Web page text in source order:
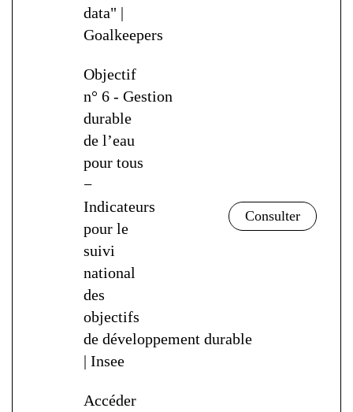
data" |
Goalkeepers
Objectif
n° 6 - Gestion
durable
de l’eau
pour tous
−
Indicateurs
pour le
suivi
national
des
objectifs
de développement durable
| Insee
Accéder